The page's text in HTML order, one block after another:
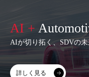
AI +
AIが切り拓く、SDVの
詳しく見る